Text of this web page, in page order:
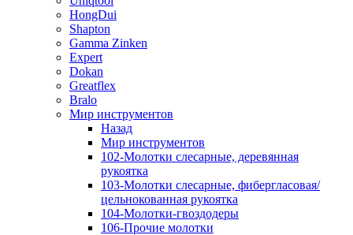
HongDui
Shapton
Gamma Zinken
Expert
Dokan
Greatflex
Bralo
Мир инструментов
Назад
Мир инструментов
102-Молотки слесарные, деревянная
рукоятка
103-Молотки слесарные, фибергласовая/
цельнокованная рукоятка
104-Молотки-гвоздодеры
106-Прочие молотки